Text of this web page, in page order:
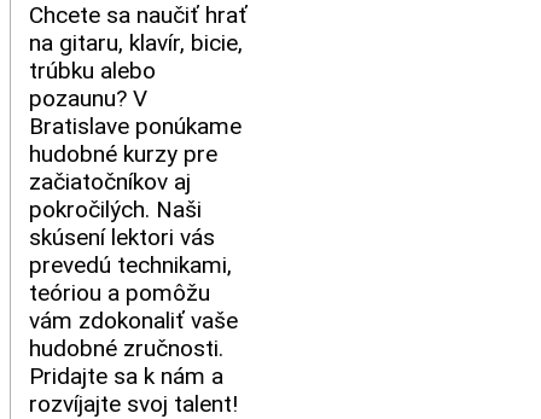
Chcete sa naučiť hrať
na gitaru, klavír, bicie,
trúbku alebo
pozaunu? V
Bratislave ponúkame
hudobné kurzy pre
začiatočníkov aj
pokročilých. Naši
skúsení lektori vás
prevedú technikami,
teóriou a pomôžu
vám zdokonaliť vaše
hudobné zručnosti.
Pridajte sa k nám a
rozvíjajte svoj talent!